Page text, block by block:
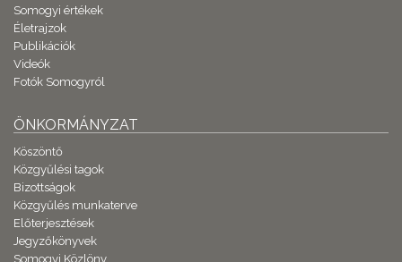
Somogyi értékek
Életrajzok
Publikációk
Videók
Fotók Somogyról
ÖNKORMÁNYZAT
Köszöntő
Közgyűlési tagok
Bizottságok
Közgyűlés munkaterve
Előterjesztések
Jegyzőkönyvek
Somogyi Közlöny